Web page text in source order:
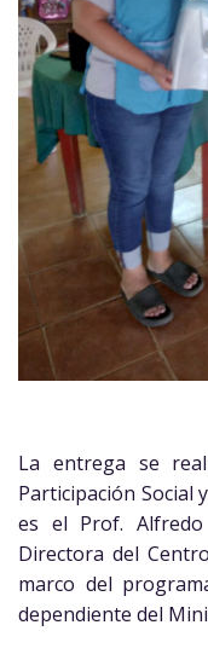
La entrega se
Participación Social
es el Prof. Alfredo
Directora del
marco del
dependiente del